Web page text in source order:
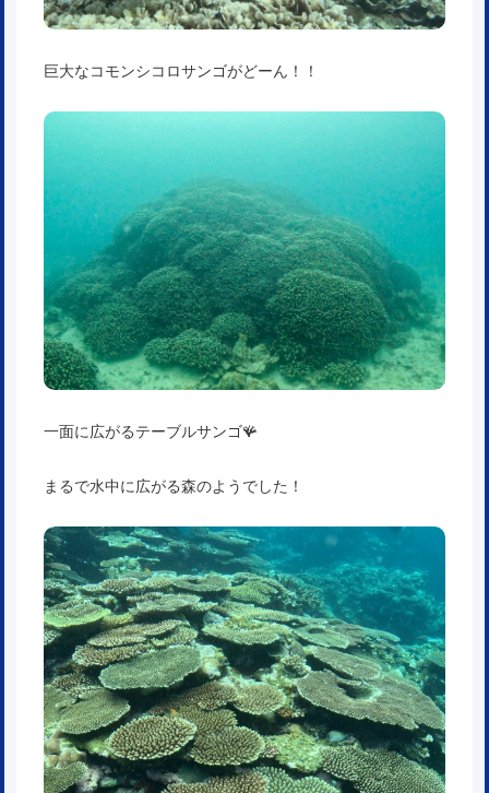
巨大なコモンシコロサンゴがどーん！！
一面に広がるテーブルサンゴ🪸
まるで水中に広がる森のようでした！